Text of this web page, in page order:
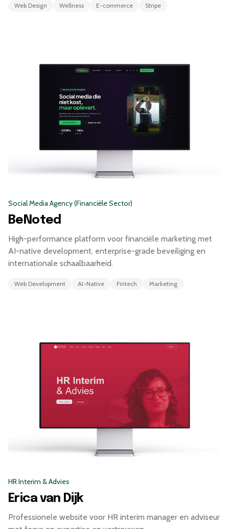
Web Design Wellness E-commerce Stripe
Social Media Agency (Financiële Sector)
BeNoted
High-performance platform voor financiële marketing met
AI-native development, enterprise-grade beveiliging en
internationale schaalbaarheid.
Web Development AI-Native Fintech Marketing
HR Interim & Advies
Erica van Dijk
Professionele website voor HR interim manager en adviseur